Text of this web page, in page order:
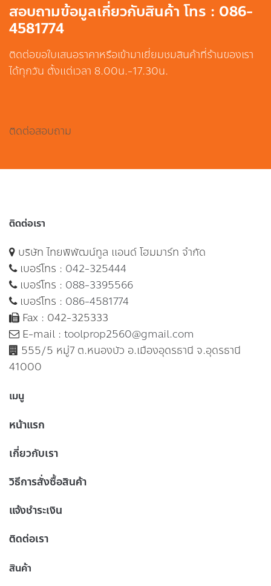
สอบถามข้อมูลเกี่ยวกับสินค้า โทร : 086-
4581774
ติดต่อขอใบเสนอราคาหรือเข้ามาเยี่ยมชมสินค้าที่ร้านของเรา
ได้ทุกวัน ตั้งแต่เวลา 8.00น.-17.30น.
ติดต่อสอบถาม
ติดต่อเรา
บริษัท ไทยพิพัฒน์ทูล แอนด์ โฮมมาร์ท จำกัด
เบอร์โทร : 042-325444
เบอร์โทร : 088-3395566
เบอร์โทร : 086-4581774
Fax : 042-325333
E-mail : toolprop2560@gmail.com
555/5 หมู่7 ต.หนองบัว อ.เมืองอุดรธานี จ.อุดรธานี
41000
เมนู
หน้าแรก
เกี่ยวกับเรา
วิธีการสั่งซื้อสินค้า
แจ้งชำระเงิน
ติดต่อเรา
สินค้า